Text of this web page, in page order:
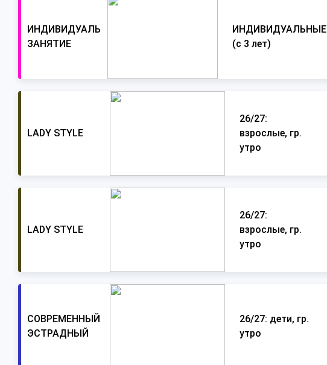
ИНДИВИДУАЛЬНОЕ
ЗАНЯТИЕ
ИНДИВИДУАЛЬНЫЕ
(с 3 лет)
LADY STYLE
26/27:
взрослые, гр.
утро
LADY STYLE
26/27:
взрослые, гр.
утро
СОВРЕМЕННЫЙ
ЭСТРАДНЫЙ
26/27: дети, гр.
утро